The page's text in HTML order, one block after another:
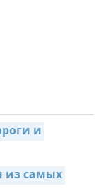
и
из самых